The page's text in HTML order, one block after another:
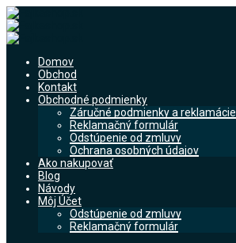
Domov
Obchod
Kontakt
Obchodné podmienky
Záručné podmienky a reklamácie
Reklamačný formulár
Odstúpenie od zmluvy
Ochrana osobných údajov
Ako nakupovať
Blog
Návody
Môj Účet
Odstúpenie od zmluvy
Reklamačný formulár